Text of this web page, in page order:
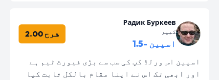
Радик Буркеев
کیپر
اسپین -1.5
شرح 2.00
اسپین اس ورلڈ کپ کی سب سے بڑی فیورٹ ٹیم ہے
اور ابھی تک اس نے اپنا مقام بالکل ثابت کیا